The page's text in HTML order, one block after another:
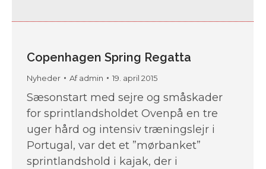
Copenhagen Spring Regatta
Nyheder Afadmin 19. april 2015
Sæsonstart med sejre og småskader
for sprintlandsholdet Ovenpå en tre
uger hård og intensiv træningslejr i
Portugal, var det et ”mørbanket”
sprintlandshold i kajak, der i